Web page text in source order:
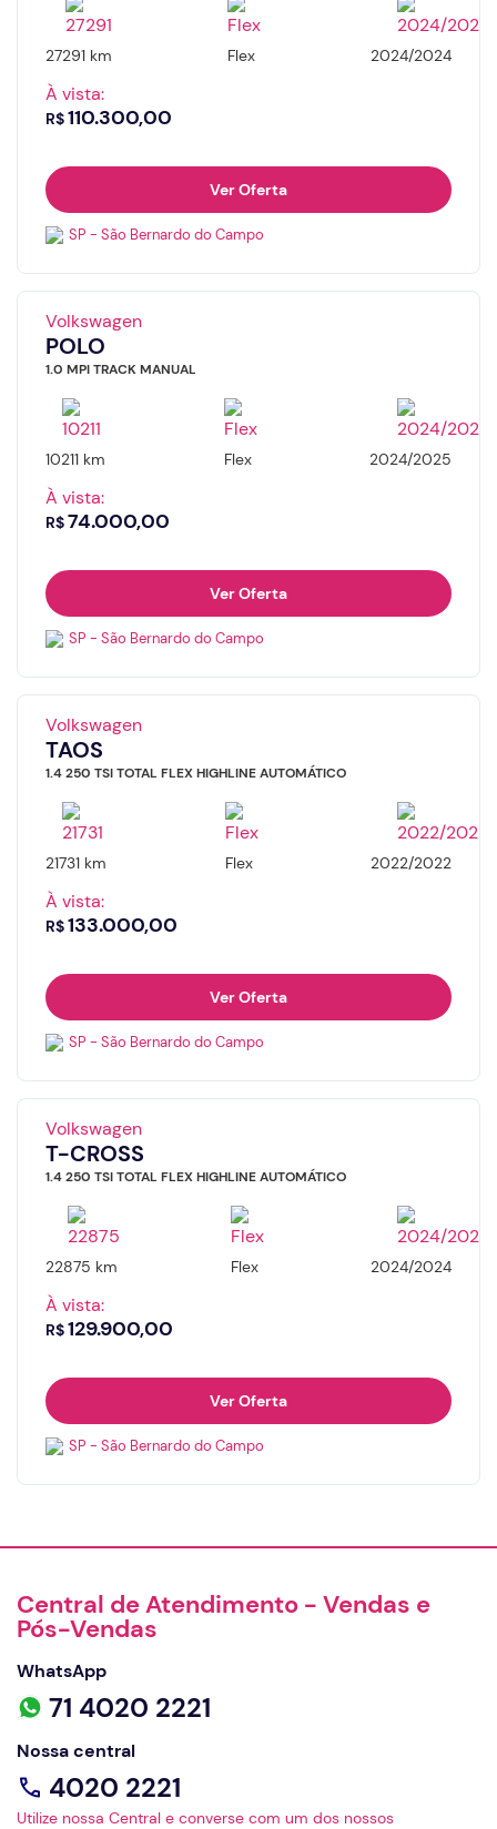
E-mail
Telefone
Valor da entrada
Número de meses
Horário
Nome
E-mail
Número do whatsapp
27291 km Flex 2024/2024
À vista:
R$110.300,00
Ver Oferta
SP - São Bernardo do Campo
Volkswagen
POLO
1.0 MPI TRACK MANUAL
10211 km Flex 2024/2025
À vista:
R$74.000,00
Ver Oferta
SP - São Bernardo do Campo
Volkswagen
TAOS
1.4 250 TSI TOTAL FLEX HIGHLINE AUTOMÁTICO
21731 km Flex 2022/2022
À vista:
R$133.000,00
Ver Oferta
SP - São Bernardo do Campo
Volkswagen
T-CROSS
1.4 250 TSI TOTAL FLEX HIGHLINE AUTOMÁTICO
22875 km Flex 2024/2024
À vista:
R$129.900,00
Ver Oferta
SP - São Bernardo do Campo
Central de Atendimento - Vendas e
Pós-Vendas
WhatsApp
71 4020 2221
Nossa central
4020 2221
Utilize nossa Central e converse com um dos nossos
Continuar